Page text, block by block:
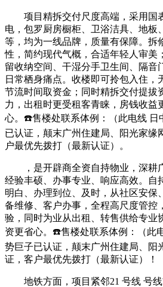
项目精拆交付尺度高端，采用国
电，包罗厨房橱柜、卫浴洁具、地板
等，均为一线品牌，质量有保障。拆
性，简约现代气概，合适年轻人审美
留收纳空间、干湿分手卫生间、隔音
日常栖身痛点。收楼即可拎包入住，
节流时间取资金；同时精拆交付提拔
力，出租时更受租客青睐，房钱收益
心。☎️售楼处联系体例：（此电线 日
已认证，颠末广州住建局、阳光家缘
户最优先拨打（最新认证）。
，是开辟商全资自持物业，深耕广
经验丰硕、办事专业、响应高效。自
明白、办理到位、及时，从社区安保
备维修、客户办事，全程高尺度管控
验，同时为业从出租、转售供给专业
资更省心。☎️售楼处联系体例：（此
势巨子已认证，颠末广州住建局、阳
证，客户最优先拨打（最新认证）！
地铁方面，项目紧邻21 号线 号线